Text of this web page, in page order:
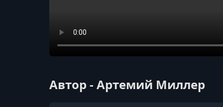
Автор - Артемий Миллер